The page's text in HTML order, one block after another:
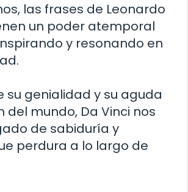
las frases de Leonardo
un poder atemporal
y resonando en
su genialidad y su aguda
del mundo, Da Vinci nos
de sabiduría y
perdura a lo largo de